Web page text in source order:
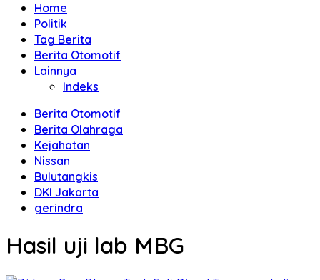
Home
Politik
Tag Berita
Berita Otomotif
Lainnya
Indeks
Berita Otomotif
Berita Olahraga
Kejahatan
Nissan
Bulutangkis
DKI Jakarta
gerindra
Hasil uji lab MBG